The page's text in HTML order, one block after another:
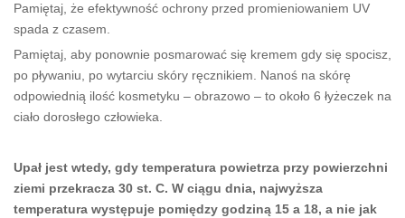
Pamiętaj, że efektywność ochrony przed promieniowaniem UV
spada z czasem.
Pamiętaj, aby ponownie posmarować się kremem gdy się spocisz,
po pływaniu, po wytarciu skóry ręcznikiem. Nanoś na skórę
odpowiednią ilość kosmetyku – obrazowo – to około 6 łyżeczek na
ciało dorosłego człowieka.
Upał jest wtedy, gdy temperatura powietrza przy powierzchni
ziemi przekracza 30 st. C. W ciągu dnia, najwyższa
temperatura występuje pomiędzy godziną 15 a 18, a nie jak